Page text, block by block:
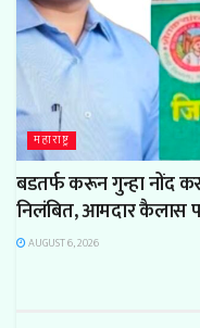
महाराष्ट्र
बडतर्फ करून गुन्हा नोंद
निलंबित, आमदार कैलास
AUGUST 6, 2026